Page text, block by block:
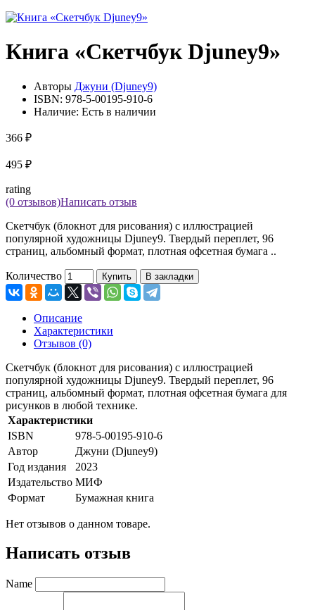
Книга «Cкетчбук Djuney9»
Авторы Джуни (Djuney9)
ISBN: 978-5-00195-910-6
Наличие: Есть в наличии
366 ₽
495 ₽
rating
(0 отзывов)Написать отзыв
Скетчбук (блокнот для рисования) с иллюстрацией
популярной художницы Djuney9. Твердый переплет, 96
страниц, альбомный формат, плотная офсетная бумага ..
Количество Купить В закладки
Описание
Характеристики
Отзывов (0)
Скетчбук (блокнот для рисования) с иллюстрацией
популярной художницы Djuney9. Твердый переплет, 96
страниц, альбомный формат, плотная офсетная бумага для
рисунков в любой технике.
Характеристики
ISBN
978-5-00195-910-6
Автор
Джуни (Djuney9)
Год издания
2023
Издательство МИФ
Формат
Бумажная книга
Нет отзывов о данном товаре.
Написать отзыв
Name